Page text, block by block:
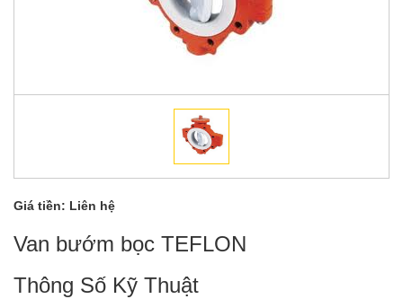
Giá tiền: Liên hệ
Van bướm bọc TEFLON
Thông Số Kỹ Thuật